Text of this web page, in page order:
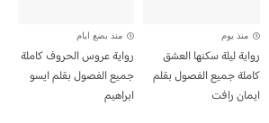
منذ يوم
رواية ليلة سكنها العشق
كاملة جميع الفصول بقلم
ايمان رافت
منذ بضع ايام
رواية عروس الحروف كاملة
جميع الفصول بقلم ايسو
ابراهيم